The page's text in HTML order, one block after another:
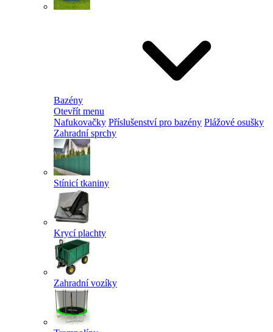
Bazény
Otevřít menu
Nafukovačky Příslušenství pro bazény Plážové osušky
Zahradní sprchy
Stínicí tkaniny
Krycí plachty
Zahradní vozíky